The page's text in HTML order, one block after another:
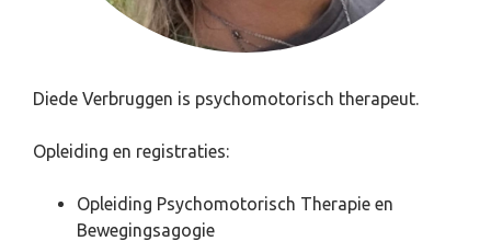
Diede Verbruggen is psychomotorisch therapeut.
Opleiding en registraties:
Opleiding Psychomotorisch Therapie en
Bewegingsagogie